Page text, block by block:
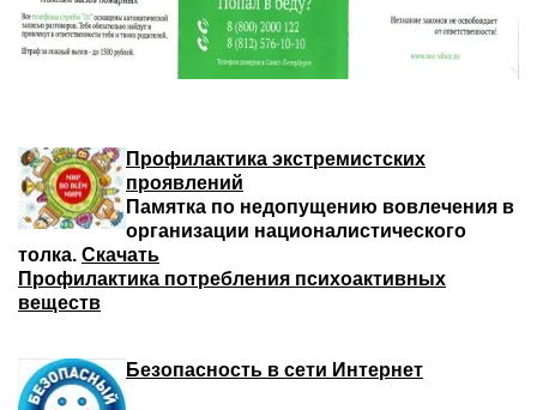
Профилактика экстремистских
проявлений
Памятка по недопущению вовлечения в
организации националистического
толка. Скачать
Профилактика потребления психоактивных
веществ
Безопасность в сети Интернет